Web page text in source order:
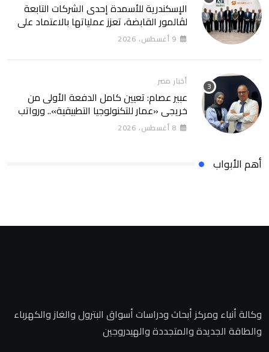
الإسكندرية للأسمدة إحدى الشركات التابعة
لڤالمور القابضة، تعزز عملياتها بالاعتماد على
مع SolarizEgypt
9 أغسطس، 2026
أخبار مصر
عبير عصام: تعيين كامل الدفعة الأولى من
خريجي «عمار للتكنولوجيا التطبيقية».. ورواتب
تصل إلى 13 ألف جنيه
8 أغسطس، 2026
أهم الأبواب
وكالة أنباء ومركز أبحاث ودراسات أسواق البترول والغاز والكهرباء
والطاقة الجديدة والمتجددة والهيدروجين